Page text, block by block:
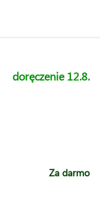
doręczenie 12.8.
Za darmo